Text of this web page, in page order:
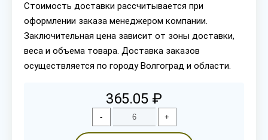
Стоимость доставки рассчитывается при
оформлении заказа менеджером компании.
Заключительная цена зависит от зоны доставки,
веса и объема товара. Доставка заказов
осуществляется по городу Волгоград и области.
365.05 ₽
- +